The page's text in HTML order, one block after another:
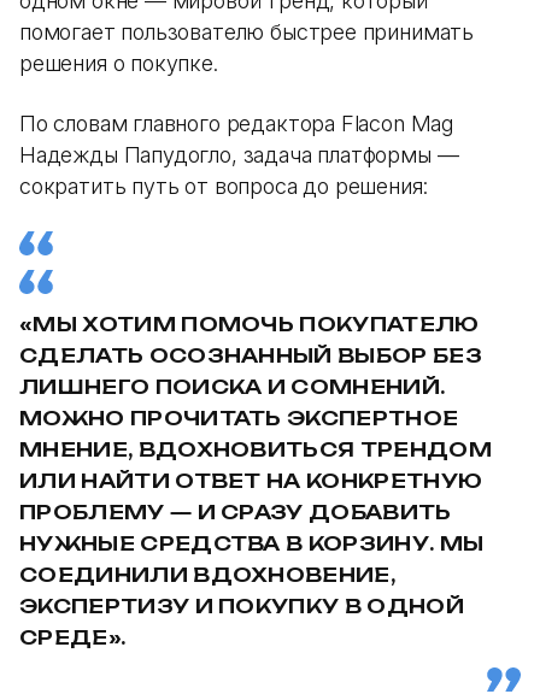
помогает пользователю быстрее принимать
решения о покупке.
По словам главного редактора Flacon Mag
Надежды Папудогло, задача платформы —
сократить путь от вопроса до решения:
«МЫ ХОТИМ ПОМОЧЬ ПОКУПАТЕЛЮ
СДЕЛАТЬ ОСОЗНАННЫЙ ВЫБОР БЕЗ
ЛИШНЕГО ПОИСКА И СОМНЕНИЙ.
МОЖНО ПРОЧИТАТЬ ЭКСПЕРТНОЕ
МНЕНИЕ, ВДОХНОВИТЬСЯ ТРЕНДОМ
ИЛИ НАЙТИ ОТВЕТ НА КОНКРЕТНУЮ
ПРОБЛЕМУ — И СРАЗУ ДОБАВИТЬ
НУЖНЫЕ СРЕДСТВА В КОРЗИНУ. МЫ
СОЕДИНИЛИ ВДОХНОВЕНИЕ,
ЭКСПЕРТИЗУ И ПОКУПКУ В ОДНОЙ
СРЕДЕ».